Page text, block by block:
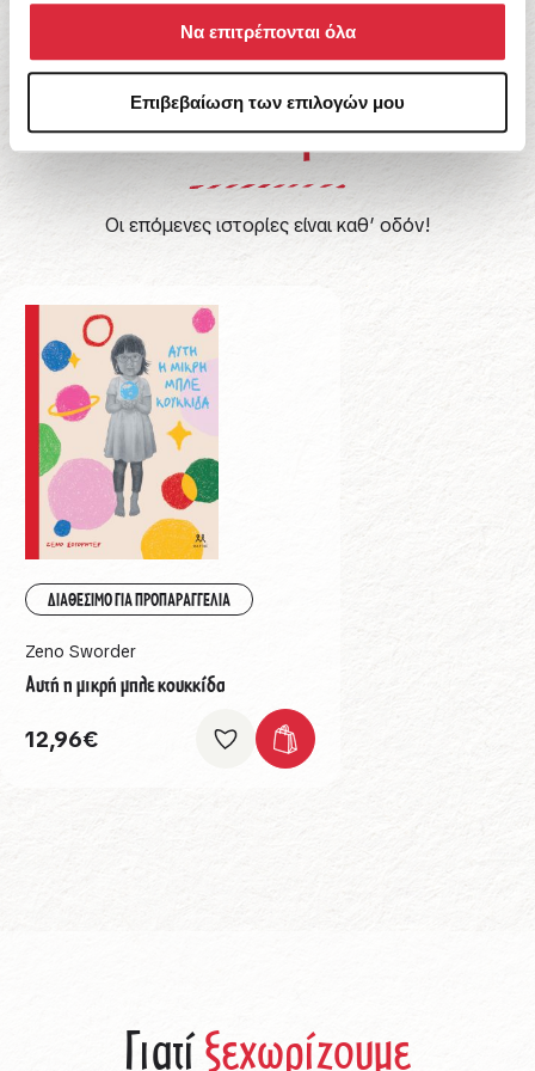
Να επιτρέπονται όλα
Επιβεβαίωση των επιλογών μου
Κυκλοφορούν
Σύντομα
Οι επόμενες ιστορίες είναι καθ’ οδόν!
ΔΙΑΘΕΣΙΜΟ ΓΙΑ ΠΡΟΠΑΡΑΓΓΕΛΙΑ
Zeno Sworder
Αυτή η μικρή μπλε κουκκίδα
12,96€
Γιατίξεχωρίζουμε